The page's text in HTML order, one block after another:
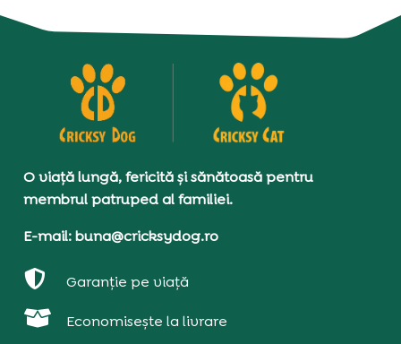
O viață lungă, fericită și sănătoasă pentru
membrul patruped al familiei.
E-mail: buna@cricksydog.ro
 Garanție pe viață
 Economisește la livrare